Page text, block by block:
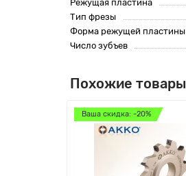
Режущая пластина
Тип фрезы
Форма режущей пластины
Число зубъев
Похожие товары
Ваша скидка: -20%